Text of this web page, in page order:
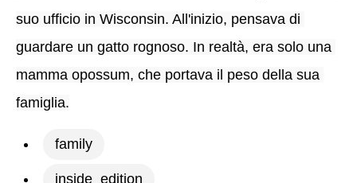
suo ufficio in Wisconsin. All'inizio, pensava di
guardare un gatto rognoso. In realtà, era solo una
mamma opossum, che portava il peso della sua
famiglia.
family
inside_edition